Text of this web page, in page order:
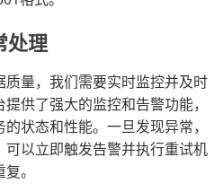
处理
量，我们需要实时监控并及时
供了强大的监控和告警功能，
状态和性能。一旦发现异常，
以立即触发告警并执行重试机
。